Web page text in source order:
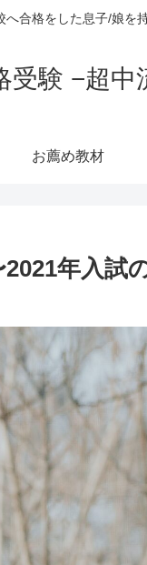
合格をした息子/娘を
受験 −超中
お薦め教材
年入試